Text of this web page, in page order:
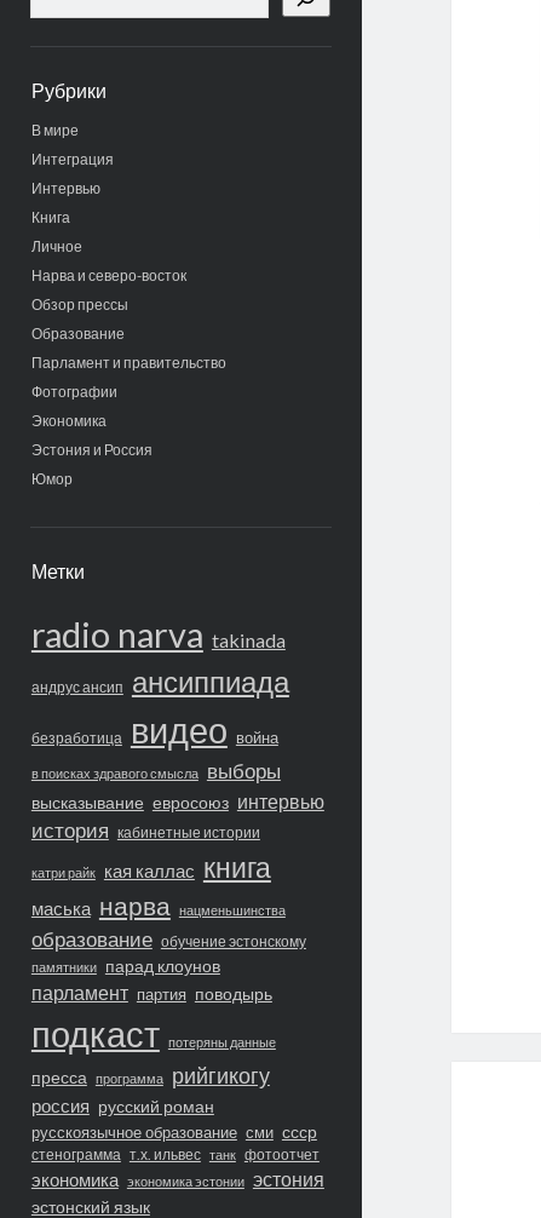
Рубрики
В мире
Интеграция
Интервью
Книга
Личное
Нарва и северо-восток
Обзор прессы
Образование
Парламент и правительство
Фотографии
Экономика
Эстония и Россия
Юмор
Метки
radio narva takinada
андрус ансип ансиппиада
безработица видео война
в поисках здравого смысла выборы
высказывание евросоюз интервью
история кабинетные истории
катри райк кая каллас книга
маська нарва нацменьшинства
образование обучение эстонскому
памятники парад клоунов
парламент партия поводырь
подкаст потеряны данные
пресса программа рийгикогу
россия русский роман
русскоязычное образование сми ссср
стенограмма т.х. ильвес танк фотоотчет
экономика экономика эстонии эстония
эстонский язык